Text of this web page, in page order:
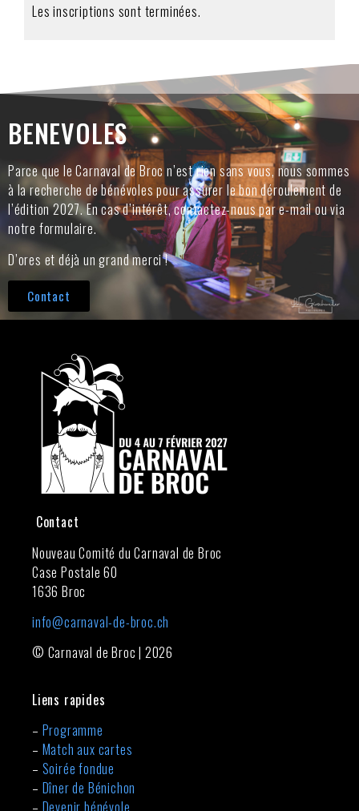
Les inscriptions sont terminées.
BENEVOLES
Parce que le Carnaval de Broc n’est rien sans vous, nous sommes
à la recherche de bénévoles pour assurer le bon déroulement de
l’édition 2027. En cas d’intérêt, contactez-nous par e-mail ou via
notre formulaire.
D’ores et déjà un grand merci !
Contact
Contact
Nouveau Comité du Carnaval de Broc
Case Postale 60
1636 Broc
info@carnaval-de-broc.ch
© Carnaval de Broc | 2026
Liens rapides
– Programme
– Match aux cartes
– Soirée fondue
– Dîner de Bénichon
– Devenir bénévole